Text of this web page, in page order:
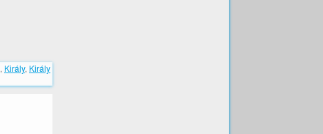
, Király, Király